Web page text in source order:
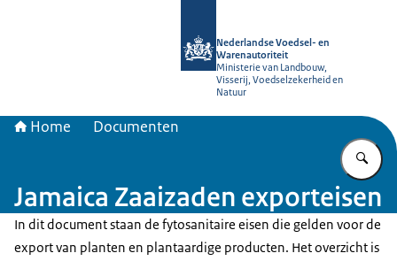
Nederlandse Voedsel- en
Warenautoriteit
Ministerie van Landbouw,
Visserij, Voedselzekerheid en
Natuur
Home Documenten
Jamaica Zaaizaden exporteisen
In dit document staan de fytosanitaire eisen die gelden voor de
export van planten en plantaardige producten. Het overzicht is